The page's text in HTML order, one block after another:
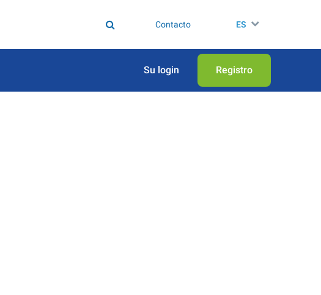
Contacto ES
Su login Registro